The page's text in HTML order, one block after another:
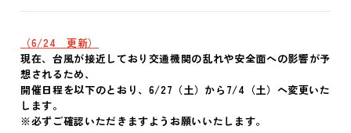
（6/24 更新）
現在、台風が接近しており交通機関の乱れや安全面への影響が予
想されるため、
開催日程を以下のとおり、6/27（土）から7/4（土）へ変更いた
します。
※必ずご確認いただきますようお願いいたします。